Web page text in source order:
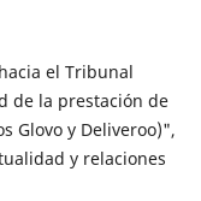
hacia el Tribunal
de la prestación de
Glovo y Deliveroo)",
y relaciones